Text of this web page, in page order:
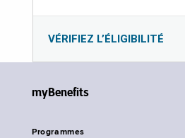
VÉRIFIEZ L’ÉLIGIBILITÉ
myBenefits
Programmes